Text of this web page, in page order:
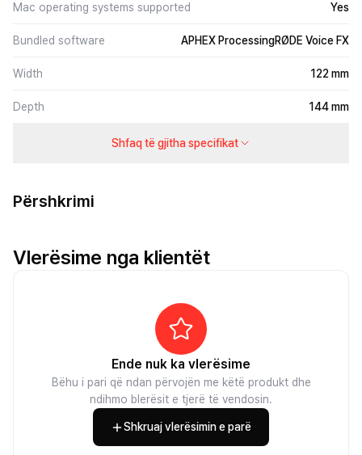
Mac operating systems supported Yes
Bundled software APHEX ProcessingRØDE Voice FX
Width 122 mm
Depth 144 mm
Shfaq të gjitha specifikat
Përshkrimi
Vlerësime nga klientët
Ende nuk ka vlerësime
Bëhu i pari që ndan përvojën me këtë produkt dhe
ndihmo blerësit e tjerë të vendosin.
Shkruaj vlerësimin e parë